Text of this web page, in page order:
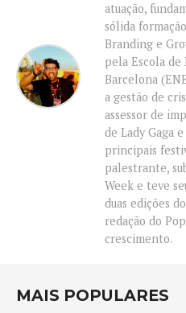
atuação,
sólida
Branding e
pela Escola de
Barcelona
a gestão de
assessor de
de Lady Gaga
principais
palestrante,
Week e teve
duas edições
redação do
crescimento.
MAIS POPULARES